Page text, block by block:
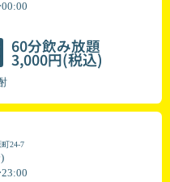
60分飲み放題
3,000円(税込)
町24-7